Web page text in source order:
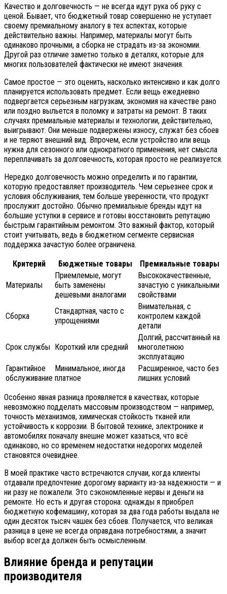
Качество и долговечность — не всегда идут рука об руку с
ценой. Бывает, что бюджетный товар совершенно не уступает
своему премиальному аналогу в тех аспектах, которые
действительно важны. Например, материалы могут быть
одинаково прочными, а сборка не страдать из-за экономии.
Другой раз отличие заметно только в деталях, которые для
многих пользователей фактически не имеют значения.
Самое простое — это оценить, насколько интенсивно и как долго
планируется использовать предмет. Если вещь ежедневно
подвергается серьезным нагрузкам, экономия на качестве рано
или поздно выльется в поломку и затраты на ремонт. В таких
случаях премиальные материалы и технологии, действительно,
выигрывают. Они меньше подвержены износу, служат без сбоев
и не теряют внешний вид. Впрочем, если устройство или вещь
нужна для сезонного или однократного применения, нет смысла
переплачивать за долговечность, которая просто не реализуется.
Нередко долговечность можно определить и по гарантии,
которую предоставляет производитель. Чем серьезнее срок и
условия обслуживания, тем больше уверенности, что продукт
прослужит достойно. Обычно премиальные бренды идут на
большие уступки в сервисе и готовы восстановить репутацию
быстрым гарантийным ремонтом. Это важный фактор, который
стоит учитывать, ведь в бюджетном сегменте сервисная
поддержка зачастую более ограничена.
Критерий
Бюджетные товары Премиальные товары
Материалы
Приемлемые, могут
быть заменены
дешевыми аналогами
Высококачественные,
зачастую с уникальными
свойствами
Сборка
Стандартная, часто с
упрощениями
Внимательная, с
контролем каждой
детали
Срок службы Короткий или средний
Долгий, рассчитанный на
многолетнюю
эксплуатацию
Гарантийное
обслуживание
Минимальное, иногда
платное
Расширенное, часто без
лишних условий
Особенно явная разница проявляется в качествах, которые
невозможно подделать массовым производством — например,
точность механизмов, химическая стойкость тканей или
устойчивость к коррозии. В бытовой технике, электронике и
автомобилях поначалу внешне может казаться, что всё
одинаково, но со временем недостатки недорогих моделей
становятся очевиднее.
В моей практике часто встречаются случаи, когда клиенты
отдавали предпочтение дорогому варианту из-за надежности — и
ни разу не пожалели. Это сэкономленные нервы и деньги на
ремонте. Но есть и другая сторона: однажды я приобрел
бюджетную кофемашину, которая за два года работы выдала не
один десяток тысяч чашек без сбоев. Получается, что великая
разница в цене не всегда оправдана потребностями, а значит
выбор всегда должен быть осмысленным.
Влияние бренда и репутации
производителя